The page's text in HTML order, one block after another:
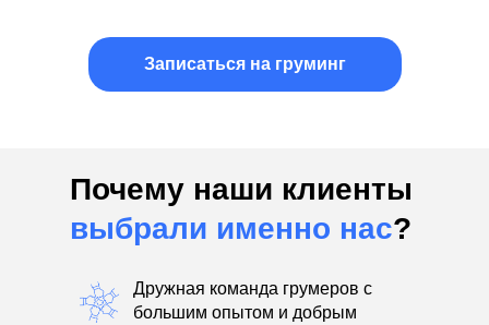
Записаться на груминг
Почему наши клиенты
выбрали именно нас?
Дружная команда грумеров с
большим опытом и добрым